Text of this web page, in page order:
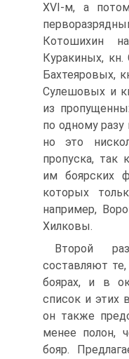
XVI-м, а
Котошихин
Куракиных,
Бахтеяровых,
Сулешовых и
из
по одному разу
но это
пропуска, так
им боярских
которых
например,
Хилковы.
Второй
составляют
боярах, и в
список и этих
он также
менее полон,
бояр.